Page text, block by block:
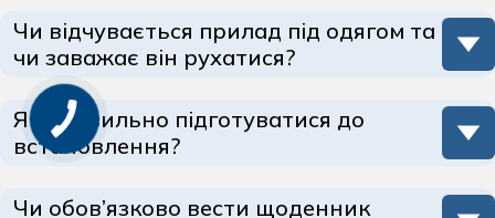
Чи відчувається прилад під одягом та
чи заважає він рухатися?
Ми використовуємо сертифіковане обладнання нового
покоління у медичному центрі «Асклепій» у Житомирі,
яке поєднує компактність, легкість і комфорт у
• реєстратор холтера ЕКГ за розміром не більший за
Як правильно підготуватися до
встановлення?
Для встановлення холтера ЕКГ або системи добового
Чи обов’язково вести щоденник